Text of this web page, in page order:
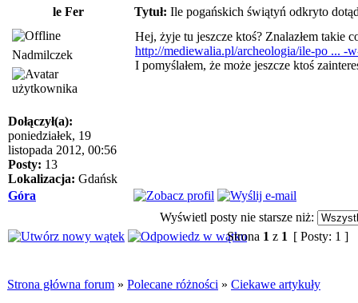
le Fer
Tytuł: Ile pogańskich świątyń odkryto
Nadmilczek
Dołączył(a):
poniedziałek, 19
listopada 2012, 00:56
Posty: 13
Lokalizacja: Gdańsk
Hej, żyje tu jeszcze ktoś? Znalazłem takie
http://mediewalia.pl/archeologia/ile-po ... -
I pomyślałem, że może jeszcze ktoś
Góra
Wyświetl posty nie starsze niż:
Strona 1 z 1 [ Posty: 1 ]
Strona główna forum » Polecane różności » Ciekawe artykuły